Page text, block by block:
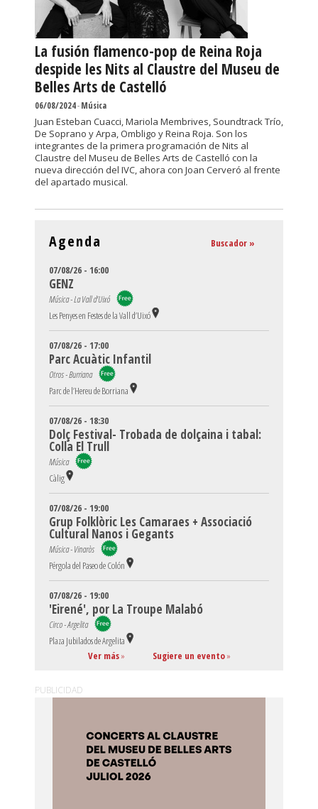
La fusión flamenco-pop de Reina Roja
despide les Nits al Claustre del Museu de
Belles Arts de Castelló
06/08/2024-Música
Juan Esteban Cuacci, Mariola Membrives, Soundtrack Trío,
De Soprano y Arpa, Ombligo y Reina Roja. Son los
integrantes de la primera programación de Nits al
Claustre del Museu de Belles Arts de Castelló con la
nueva dirección del IVC, ahora con Joan Cerveró al frente
del apartado musical.
Agenda Buscador »
07/08/26 - 16:00
GENZ
Música - La Vall d'Uixó
Les Penyes en Festes de la Vall d’Uixó
07/08/26 - 17:00
Parc Acuàtic Infantil
Otros - Burriana
Parc de l’Hereu de Borriana
07/08/26 - 18:30
Dolç Festival- Trobada de dolçaina i tabal:
Colla El Trull
Música
Càlig
07/08/26 - 19:00
Grup Folklòric Les Camaraes + Associació
Cultural Nanos i Gegants
Música - Vinaròs
Pérgola del Paseo de Colón
07/08/26 - 19:00
'Eirené', por La Troupe Malabó
Circo - Argelita
Plaza Jubilados de Argelita
Ver más» Sugiere un evento»
PUBLICIDAD